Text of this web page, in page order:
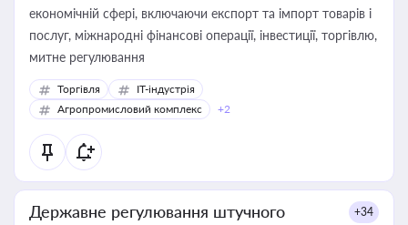
економічній сфері, включаючи експорт та імпорт товарів і
послуг, міжнародні фінансові операції, інвестиції, торгівлю,
митне регулювання
Торгівля
IT-індустрія
Агропромисловий комплекс
+2
Державне регулювання штучного
+34